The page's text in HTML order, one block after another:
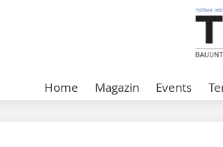
Home Magazin Events